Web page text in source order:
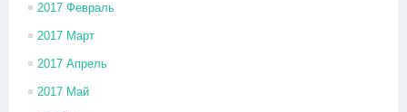
2017 Февраль
2017 Март
2017 Апрель
2017 Май